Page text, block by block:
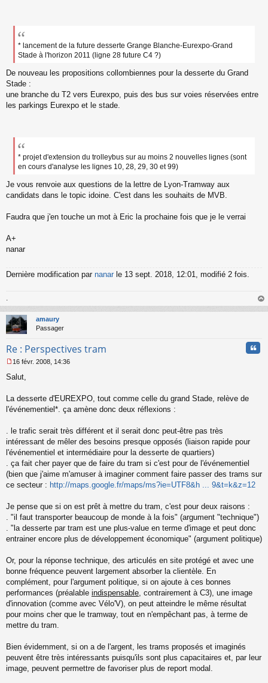
* lancement de la future desserte Grange Blanche-Eurexpo-Grand
Stade à l'horizon 2011 (ligne 28 future C4 ?)
De nouveau les propositions collombiennes pour la desserte du Grand
Stade :
une branche du T2 vers Eurexpo, puis des bus sur voies réservées entre
les parkings Eurexpo et le stade.
* projet d'extension du trolleybus sur au moins 2 nouvelles lignes (sont
en cours d'analyse les lignes 10, 28, 29, 30 et 99)
Je vous renvoie aux questions de la lettre de Lyon-Tramway aux
candidats dans le topic idoine. C'est dans les souhaits de MVB.
Faudra que j'en touche un mot à Eric la prochaine fois que je le verrai
A+
nanar
Dernière modification par nanar le 13 sept. 2018, 12:01, modifié 2 fois.
au
amaury
Passager
Re : Perspectives tram
e
s
g
n
o
n
u
16 févr. 2008, 14:36
Salut,
La desserte d'EUREXPO, tout comme celle du grand Stade, relève de
l'événementiel*. ça amène donc deux réflexions :
. le trafic serait très différent et il serait donc peut-être pas très
intéressant de mêler des besoins presque opposés (liaison rapide pour
l'événementiel et intermédiaire pour la desserte de quartiers)
. ça fait cher payer que de faire du tram si c'est pour de l'événementiel
(bien que j'aime m'amuser à imaginer comment faire passer des trams sur
ce secteur : http://maps.google.fr/maps/ms?ie=UTF8&h ... 9&t=k&z=12
Je pense que si on est prêt à mettre du tram, c'est pour deux raisons :
. "il faut transporter beaucoup de monde à la fois" (argument "technique")
. "la desserte par tram est une plus-value en terme d'image et peut donc
entrainer encore plus de développement économique" (argument politique)
Or, pour la réponse technique, des articulés en site protégé et avec une
bonne fréquence peuvent largement absorber la clientèle. En
complément, pour l'argument politique, si on ajoute à ces bonnes
performances (préalable indispensable , contrairement à C3), une image
d'innovation (comme avec Vélo'V), on peut atteindre le même résultat
pour moins cher que le tramway, tout en n'empêchant pas, à terme de
mettre du tram.
Bien évidemment, si on a de l'argent, les trams proposés et imaginés
peuvent être très intéressants puisqu'ils sont plus capacitaires et, par leur
image, peuvent permettre de favoriser plus de report modal.